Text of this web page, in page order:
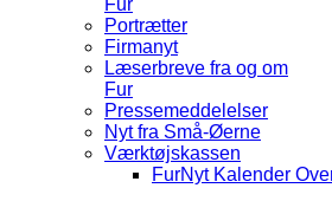
Fur
Portrætter
Firmanyt
Læserbreve fra og om
Fur
Pressemeddelelser
Nyt fra Små-Øerne
Værktøjskassen
FurNyt Kalender